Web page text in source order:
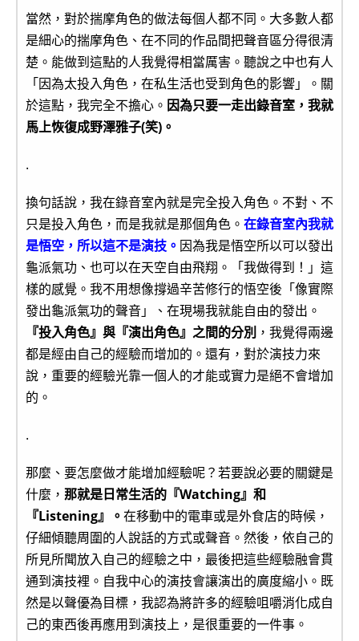
當然，對於揣摩角色的做法每個人都不同。大多數人都
是細心的揣摩角色、在不同的作品間把聲音區分得很清
楚。能做到這點的人我覺得相當厲害。聽說之中也有人
「因為太投入角色，在私生活也受到角色的影響」。關
於這點，我完全不擔心。 因為只要一走出錄音室，我就
馬上恢復成野澤雅子(笑)。
.
換句話說，我在錄音室內就是完全投入角色。不對、不
只是投入角色，而是我就是那個角色。 在錄音室內我就
是悟空，所以這不是演技。 因為我是悟空所以可以發出
龜派氣功、也可以在天空自由飛翔。「我做得到！」這
樣的感覺。我不用想像撐過辛苦修行的悟空後「像實際
發出龜派氣功的聲音」、在現場我就能自由的發出。
『投入角色』與『演出角色』之間的分別 ，我覺得兩邊
都是經由自己的經驗而增加的。還有，對於演技力來
說，重要的經驗光靠一個人的才能或實力是絕不會增加
的。
.
那麼、要怎麼做才能增加經驗呢？若要說必要的關鍵是
什麼， 那就是日常生活的『Watching』和
『Listening』。 在移動中的電車或是外食店的時候，
仔細傾聽周圍的人說話的方式或聲音。然後，依自己的
所見所聞放入自己的經驗之中，最後把這些經驗融會貫
通到演技裡。自我中心的演技會讓演出的廣度縮小。既
然是以聲優為目標，我認為將許多的經驗咀嚼消化成自
己的東西後再應用到演技上，是很重要的一件事。